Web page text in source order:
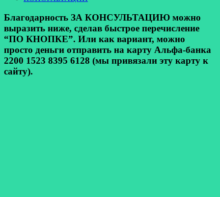
Благодарность ЗА КОНСУЛЬТАЦИЮ можно
выразить ниже, сделав быстрое перечисление
“ПО КНОПКЕ”. Или как вариант, можно
просто деньги отправить на карту Альфа-банка
2200 1523 8395 6128 (мы привязали эту карту к
сайту).